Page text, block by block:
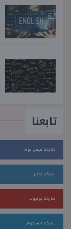
تابعنا
شاركنا فيس بوك
شاركنا تويتر
شاركنا يوتيوب
شاركنا انستجرام